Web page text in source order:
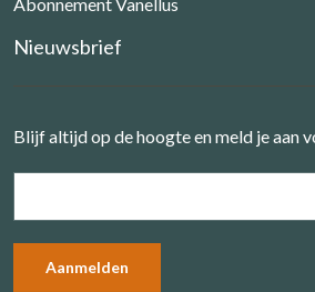
Nieuwsbrief
Blijf altijd op de hoogte en meld je aan